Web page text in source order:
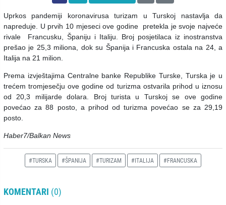
Uprkos pandemiji koronavirusa turizam u Turskoj nastavlja da
napreduje. U prvih 10 mjeseci ove godine pretekla je svoje najveće
rivale Francusku, Španiju i Italiju. Broj posjetilaca iz inostranstva
prešao je 25,3 miliona, dok su Španija i Francuska ostala na 24, a
Italija na 21 milion.
Prema izvještajima Centralne banke Republike Turske, Turska je u
trećem tromjesečju ove godine od turizma ostvarila prihod u iznosu
od 20,3 milijarde dolara. Broj turista u Turskoj se ove godine
povećao za 88 posto, a prihod od turizma povećao se za 29,19
posto.
Haber7/Balkan News
#TURSKA #ŠPANIJA #TURIZAM #ITALIJA #FRANCUSKA
KOMENTARI (0)